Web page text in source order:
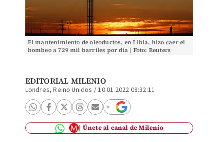
El mantenimiento de oleoductos, en Libia, hizo caer el
bombeo a 729 mil barriles por día | Foto: Reuters
EDITORIAL MILENIO
Londres, Reino Unidos /10.01.2022 08:32:11
Únete al canal de Milenio